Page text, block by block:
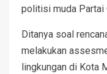
politisi muda Partai
Ditanya soal
melakukan
lingkungan di Kota